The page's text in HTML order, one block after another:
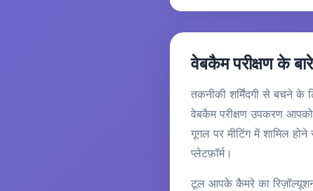
वेबकैम परीक्षण के
तकनीकी शर्मिंदगी से बचने के
वेबकैम परीक्षण उपकरण
गूगल पर मीटिंग में शामिल
प्लेटफ़ॉर्म।
टूल आपके कैमरे का